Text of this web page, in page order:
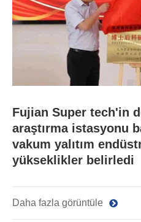
Fujian Super tech'in
araştırma istasyonu
vakum yalıtım
yükseklikler belirledi
Daha fazla görüntüle